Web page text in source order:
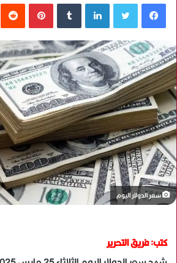
فيسبوك لينكدإن بينتيريست
سعر الدولار اليوم
كتب: فريق التحرير